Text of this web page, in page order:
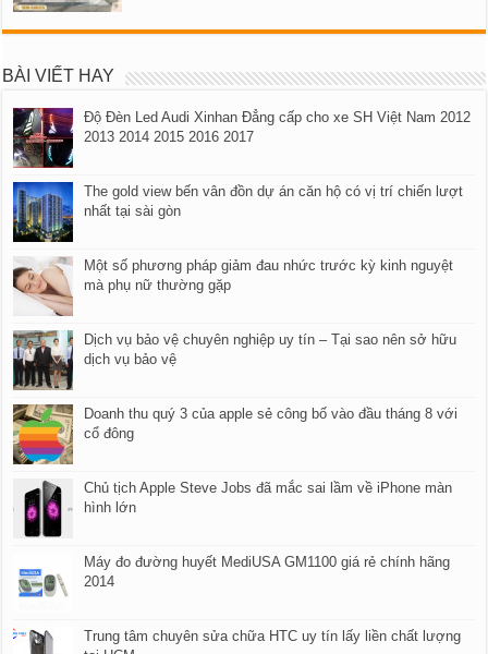
BÀI VIẾT HAY
Độ Đèn Led Audi Xinhan Đẳng cấp cho xe SH Việt Nam 2012
2013 2014 2015 2016 2017
The gold view bến vân đồn dự án căn hộ có vị trí chiến lượt
nhất tại sài gòn
Một số phương pháp giảm đau nhức trước kỳ kinh nguyệt
mà phụ nữ thường gặp
Dịch vụ bảo vệ chuyên nghiệp uy tín – Tại sao nên sở hữu
dịch vụ bảo vệ
Doanh thu quý 3 của apple sẻ công bố vào đầu tháng 8 với
cổ đông
Chủ tịch Apple Steve Jobs đã mắc sai lầm về iPhone màn
hình lớn
Máy đo đường huyết MediUSA GM1100 giá rẻ chính hãng
2014
Trung tâm chuyên sửa chữa HTC uy tín lấy liền chất lượng